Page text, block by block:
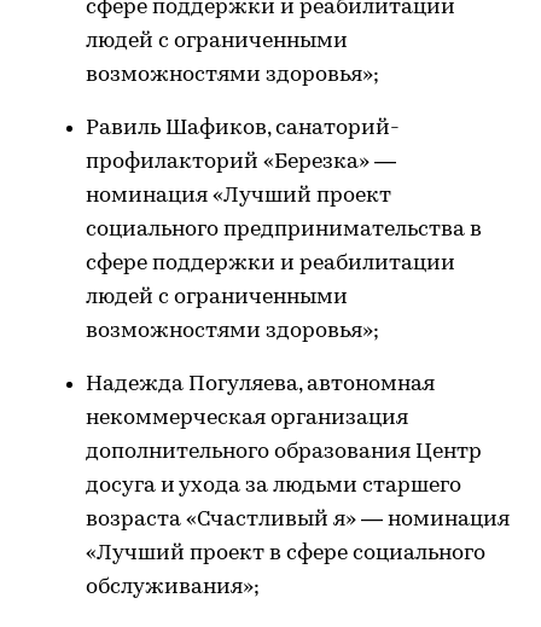
сфере поддержки и реабилитации
людей с ограниченными
возможностями здоровья»;
Равиль Шафиков, санаторий-
профилакторий «Березка» —
номинация «Лучший проект
социального предпринимательства в
сфере поддержки и реабилитации
людей с ограниченными
возможностями здоровья»;
Надежда Погуляева, автономная
некоммерческая организация
дополнительного образования Центр
досуга и ухода за людьми старшего
возраста «Счастливый я» — номинация
«Лучший проект в сфере социального
обслуживания»;